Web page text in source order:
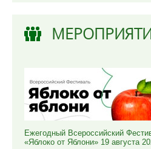
Ежегодный Всероссийский
«Яблоко от Яблони» 19 августа